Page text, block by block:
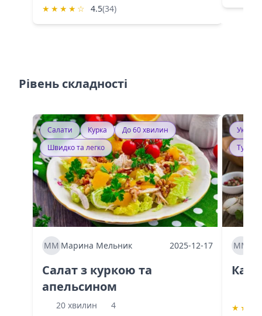
★ ★ ★ ★ ☆ 4.5(34)
Рівень складності
Салати Курка
До 60 хвилин
Швидко та легко
ММ Марина Мельник 2025-12-17
Салат з куркою та
апельсином
20 хвилин
4
ММ
★ ★